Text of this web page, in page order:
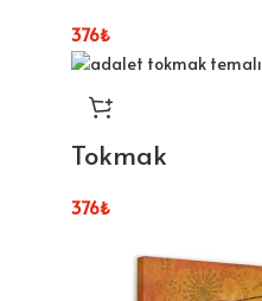
376₺
Tokmak
376₺